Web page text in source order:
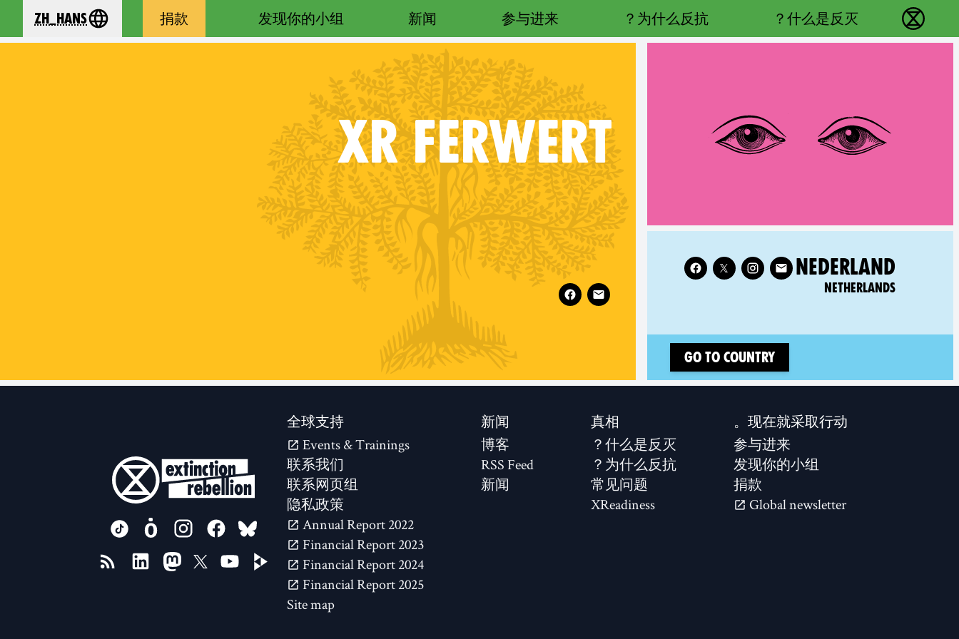
反抗灭绝 - Home
什么是反灭？
为什么反抗？
参与进来
新闻
发现你的小组
捐款
your language
zh_Hans
XRFERWERT
Follow XR Ferwert on
RELATED COUNTRY GROUP:
NEDERLAND
NETHERLANDS
Follow XR Netherlands on
Go to country
现在就采取行动。
参与进来
发现你的小组
捐款
Global newsletter
真相
什么是反灭？
为什么反抗？
常见问题
XReadiness
新闻
博客
RSS Feed
新闻
全球支持
Events & Trainings
联系我们
联系网页组
隐私政策
2022 Annual Report
2023 Financial Report
2024 Financial Report
2025 Financial Report
Site map
FOLLOW US ON